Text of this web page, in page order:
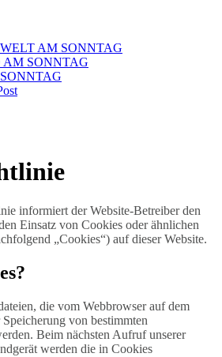
AM SONNTAG
SONNTAG
informiert der Website-Betreiber den
Einsatz von Cookies oder ähnlichen
„Cookies“) auf dieser Website.
die vom Webbrowser auf dem
von bestimmten
Beim nächsten Aufruf unserer
werden die in Cookies